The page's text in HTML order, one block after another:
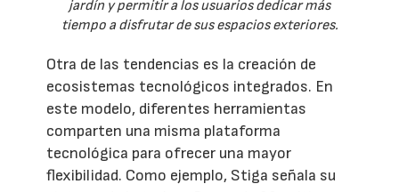
jardín y permitir a los usuarios dedicar más
tiempo a disfrutar de sus espacios exteriores.
Otra de las tendencias es la creación de
ecosistemas tecnológicos integrados. En
este modelo, diferentes herramientas
comparten una misma plataforma
tecnológica para ofrecer una mayor
flexibilidad. Como ejemplo, Stiga señala su